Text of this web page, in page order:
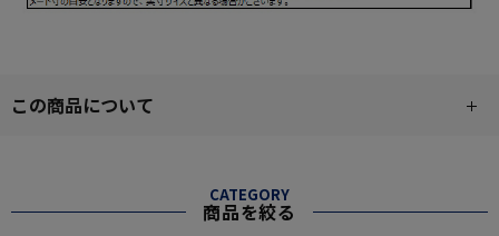
この商品について
CATEGORY
商品を絞る